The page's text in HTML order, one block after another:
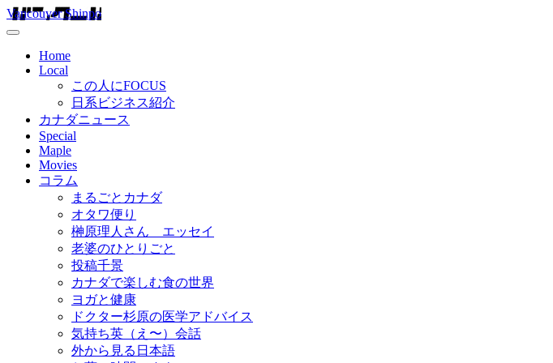
Vancouver Shinpo
Home
Local
この人にFOCUS
日系ビジネス紹介
カナダニュース
Special
Maple
Movies
コラム
まるごとカナダ
オタワ便り
榊原理人さん エッセイ
老婆のひとりごと
投稿千景
カナダで楽しむ食の世界
ヨガと健康
ドクター杉原の医学アドバイス
気持ち英（え〜）会話
外から見る日本語